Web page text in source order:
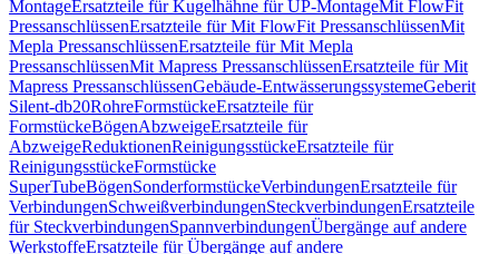
MontageErsatzteile für Kugelhähne für UP-MontageMit FlowFit
PressanschlüssenErsatzteile für Mit FlowFit PressanschlüssenMit
Mepla PressanschlüssenErsatzteile für Mit Mepla
PressanschlüssenMit Mapress PressanschlüssenErsatzteile für Mit
Mapress PressanschlüssenGebäude-EntwässerungssystemeGeberit
Silent-db20RohreFormstückeErsatzteile für
FormstückeBögenAbzweigeErsatzteile für
AbzweigeReduktionenReinigungsstückeErsatzteile für
ReinigungsstückeFormstücke
SuperTubeBögenSonderformstückeVerbindungenErsatzteile für
VerbindungenSchweißverbindungenSteckverbindungenErsatzteile
für SteckverbindungenSpannverbindungenÜbergänge auf andere
WerkstoffeErsatzteile für Übergänge auf andere